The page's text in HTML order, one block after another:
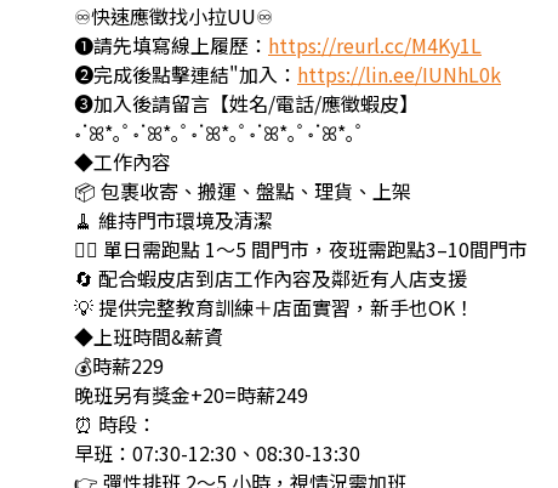
♾️快速應徵找小拉UU♾️
❶請先填寫線上履歷： https://reurl.cc/M4Ky1L
❷完成後點擊連結"加入： https://lin.ee/IUNhL0k
❸加入後請留言【姓名/電話/應徵蝦皮】
॰ॱꕤ*｡ﾟ॰ॱꕤ*｡ﾟ॰ॱꕤ*｡ﾟ॰ॱꕤ*｡ﾟ॰ॱꕤ*｡ﾟ
◆工作內容
📦 包裹收寄、搬運、盤點、理貨、上架
🧹 維持門市環境及清潔
🏃‍♂️ 單日需跑點 1～5 間門市，夜班需跑點3–10間門市
🔄 配合蝦皮店到店工作內容及鄰近有人店支援
💡 提供完整教育訓練＋店面實習，新手也OK！
◆上班時間&薪資
💰時薪229
晚班另有獎金+20=時薪249
⏰ 時段：
早班：07:30-12:30、08:30-13:30
👉 彈性排班 2～5 小時，視情況需加班